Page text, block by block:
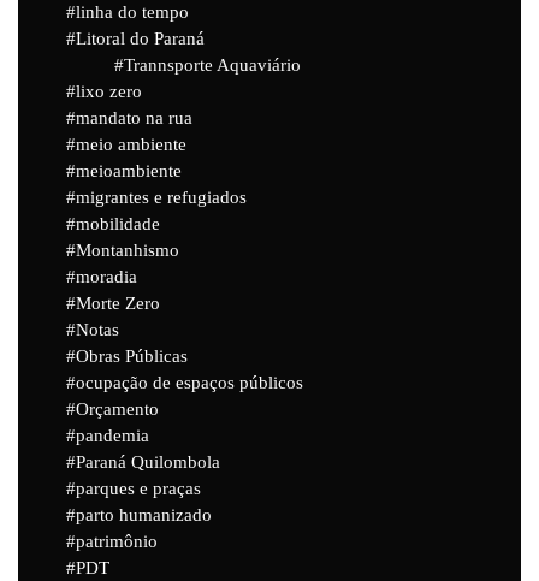
linha do tempo
Litoral do Paraná
Trannsporte Aquaviário
lixo zero
mandato na rua
meio ambiente
meioambiente
migrantes e refugiados
mobilidade
Montanhismo
moradia
Morte Zero
Notas
Obras Públicas
ocupação de espaços públicos
Orçamento
pandemia
Paraná Quilombola
parques e praças
parto humanizado
patrimônio
PDT